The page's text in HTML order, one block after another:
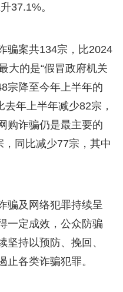
37.1%。
骗案共134宗，比2024
大的是“假冒政府机关
宗降至今年上半年的
年上半年减少82宗，
购诈骗仍是最主要的
同比减少77宗，其中
骗及网络犯罪持续呈
一定成效，公众防骗
坚持以预防、挽回、
止各类诈骗犯罪。